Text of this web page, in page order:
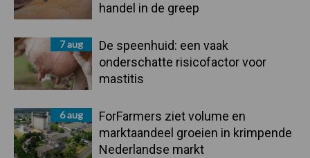
handel in de greep
7 aug
De speenhuid: een vaak
onderschatte risicofactor voor
mastitis
6 aug
ForFarmers ziet volume en
marktaandeel groeien in krimpende
Nederlandse markt